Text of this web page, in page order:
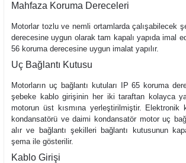
Mahfaza Koruma Dereceleri
Motorlar tozlu ve nemli ortamlarda çalışabilecek
derecesine uygun olarak tam kapalı yapıda imal
56 koruma derecesine uygun imalat yapılır.
Uç Bağlantı Kutusu
Motorların uç bağlantı kutuları IP 65 koruma
şebeke kablo girişinin her iki taraftan kolayca
motorun üst kısmına yerleştirilmiştir. Elektronik
kondansatörü ve daimi kondansatör motor uç
alır ve bağlantı şekilleri bağlantı kutusunun
şema ile gösterilir.
Kablo Girişi